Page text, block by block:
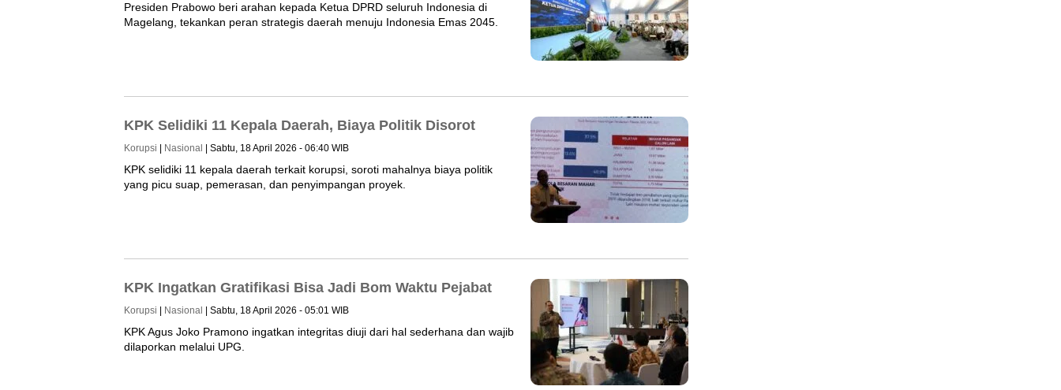
Presiden Prabowo beri arahan kepada Ketua DPRD seluruh Indonesia di
Magelang, tekankan peran strategis daerah menuju Indonesia Emas 2045.
KPK Selidiki 11 Kepala Daerah, Biaya Politik Disorot
Korupsi Nasional | Sabtu, 18 April 2026 - 06:40 WIB
KPK selidiki 11 kepala daerah terkait korupsi, soroti mahalnya biaya politik
yang picu suap, pemerasan, dan penyimpangan proyek.
KPK Ingatkan Gratifikasi Bisa Jadi Bom Waktu Pejabat
Korupsi Nasional | Sabtu, 18 April 2026 - 05:01 WIB
KPK Agus Joko Pramono ingatkan integritas diuji dari hal sederhana dan wajib
dilaporkan melalui UPG.